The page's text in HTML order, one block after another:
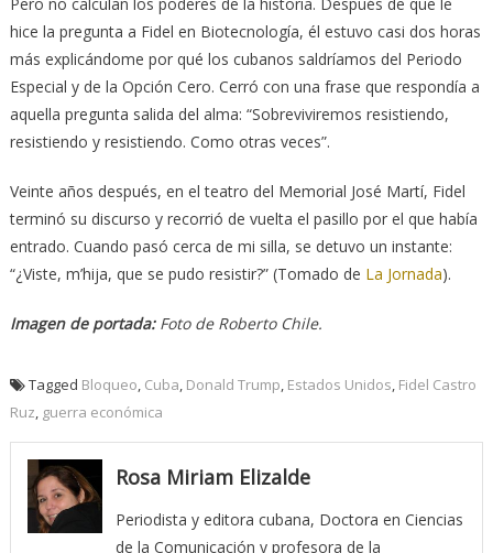
hice la pregunta a Fidel en Biotecnología, él estuvo casi dos horas
más explicándome por qué los cubanos saldríamos del Periodo
Especial y de la Opción Cero. Cerró con una frase que respondía a
aquella pregunta salida del alma: “Sobreviviremos resistiendo,
resistiendo y resistiendo. Como otras veces”.
Veinte años después, en el teatro del Memorial José Martí, Fidel
terminó su discurso y recorrió de vuelta el pasillo por el que había
entrado. Cuando pasó cerca de mi silla, se detuvo un instante:
“¿Viste, m’hija, que se pudo resistir?” (Tomado de La Jornada).
Imagen de portada:Foto de Roberto Chile.
Tagged Bloqueo Cuba Donald Trump Estados Unidos Fidel Castro
Ruz guerra económica
Rosa Miriam Elizalde
Periodista y editora cubana, Doctora en Ciencias
de la Comunicación y profesora de la